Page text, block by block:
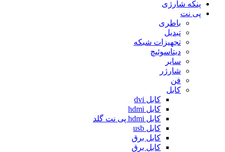
پنکه شارژی
پی نت
باطری
تبدیل
تجهیزات شبکه
دیتاسوئیچ
سایر
شارژر
فن
کابل
کابل dvi
کابل hdmi
کابل hdmi پی نت گلد
کابل usb
کابل برق
کابل برق